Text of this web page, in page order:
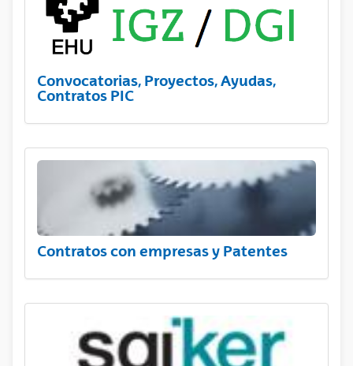
Convocatorias, Proyectos, Ayudas,
Contratos PIC
Contratos con empresas y Patentes